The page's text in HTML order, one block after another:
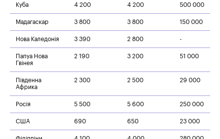
Куба 4 200 4 200 500 000
Мадагаскар 3 800 3 800 150 000
Нова Каледонія 3 390 2 800 -
Папуа Нова
Гвінея
2 190 3 200 51 000
Південна
Африка
2 300 2 500 29 000
Росія 5 500 5 600 250 000
США 690 650 23 000